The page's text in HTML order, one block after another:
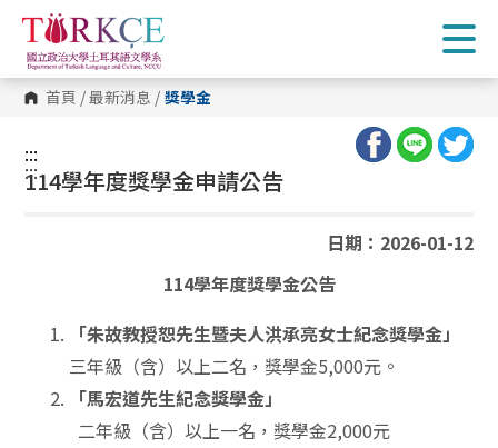
跳
到
主
要
內
容 首頁 /最新消息 / 獎學金
:::
:::
114學年度獎學金申請公告
日期：2026-01-12
114學年度獎學金公告
「朱故教授恕先生暨夫人洪承亮女士紀念獎學金」
三年級（含）以上二名，獎學金5,000元。
「馬宏道先生紀念獎學金」
二年級（含）以上一名，獎學金2,000元